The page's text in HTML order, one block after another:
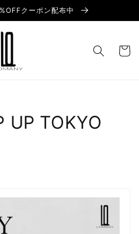
クーポン配布中
Cart
UP TOKYO